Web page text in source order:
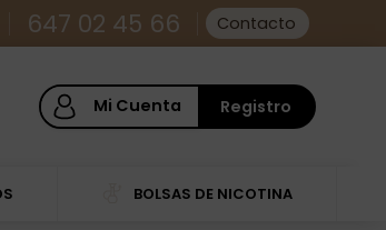
647 02 45 66 Contacto
Mi Cuenta Registro
BOLSAS DE NICOTINA